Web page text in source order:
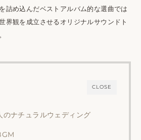
詰め込んだベストアルバム的な選曲では
界観を成立させるオリジナルサウンドト
CLOSE
のナチュラルウェディング